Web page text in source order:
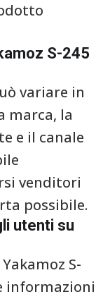
S-245
variare in
marca, la
e il canale
venditori
possibile.
utenti su
S-
informazioni